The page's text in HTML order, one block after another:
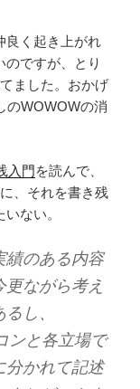
良く起き上がれ
のですが、とり
ました。おかげ
のWOWOWの消
入門を読んで、
、それを書き残
ない。
績のある内容
更ながら考え
し、
ンと各立場で
分かれて記述